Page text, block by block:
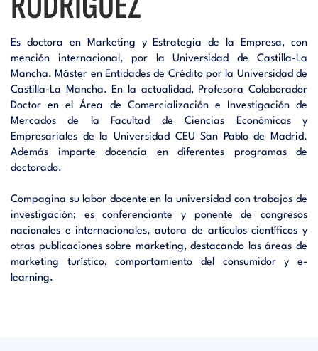
Es doctora en Marketing y Estrategia de la Empresa, con
mención internacional, por la Universidad de Castilla-La
Mancha. Máster en Entidades de Crédito por la Universidad de
Castilla-La Mancha. En la actualidad, Profesora Colaborador
Doctor en el Área de Comercialización e Investigación de
Mercados de la Facultad de Ciencias Económicas y
Empresariales de la Universidad CEU San Pablo de Madrid.
Además imparte docencia en diferentes programas de
doctorado.
Compagina su labor docente en la universidad con trabajos de
investigación; es conferenciante y ponente de congresos
nacionales e internacionales, autora de artículos científicos y
otras publicaciones sobre marketing, destacando las áreas de
marketing turístico, comportamiento del consumidor y e-
learning.